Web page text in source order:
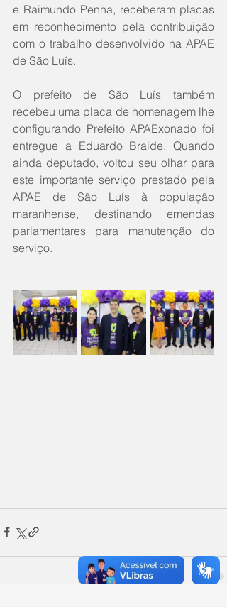
e Raimundo Penha, receberam placas
em reconhecimento pela contribuição
com o trabalho desenvolvido na APAE
de São Luís.
O prefeito de São Luís também
recebeu uma placa de homenagem lhe
configurando Prefeito APAExonado foi
entregue a Eduardo Braide. Quando
ainda deputado, voltou seu olhar para
este importante serviço prestado pela
APAE de São Luís à população
maranhense, destinando emendas
parlamentares para manutenção do
serviço.